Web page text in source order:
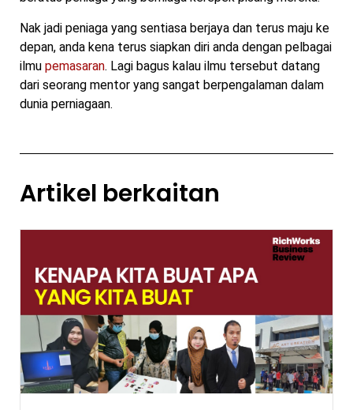
Nak jadi peniaga yang sentiasa berjaya dan terus maju ke
depan, anda kena terus siapkan diri anda dengan pelbagai
ilmu pemasaran. Lagi bagus kalau ilmu tersebut datang
dari seorang mentor yang sangat berpengalaman dalam
dunia perniagaan.
Artikel berkaitan